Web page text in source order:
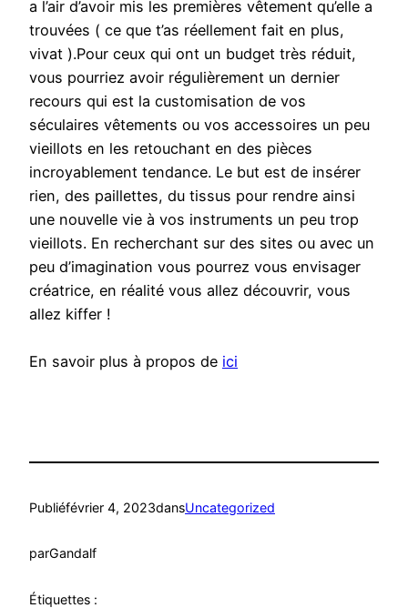
a l’air d’avoir mis les premières vêtement qu’elle a
trouvées ( ce que t’as réellement fait en plus,
vivat ).Pour ceux qui ont un budget très réduit,
vous pourriez avoir régulièrement un dernier
recours qui est la customisation de vos
séculaires vêtements ou vos accessoires un peu
vieillots en les retouchant en des pièces
incroyablement tendance. Le but est de insérer
rien, des paillettes, du tissus pour rendre ainsi
une nouvelle vie à vos instruments un peu trop
vieillots. En recherchant sur des sites ou avec un
peu d’imagination vous pourrez vous envisager
créatrice, en réalité vous allez découvrir, vous
allez kiffer !
En savoir plus à propos de ici
Publiéfévrier 4, 2023dansUncategorized
parGandalf
Étiquettes :